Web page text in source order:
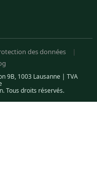
des données
|
9B, 1003 Lausanne | TVA
Tous droits réservés.